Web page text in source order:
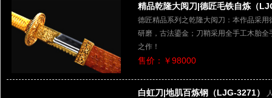
精品乾隆大阅刀|德匠毛铁自炼（
德匠精品系列之乾隆大阅刀：本作品采
研磨，古法鎏金；刀鞘采用全手工木胎
之作！
售价：￥98000
白虹刀|地肌百炼钢（LJG-3271）